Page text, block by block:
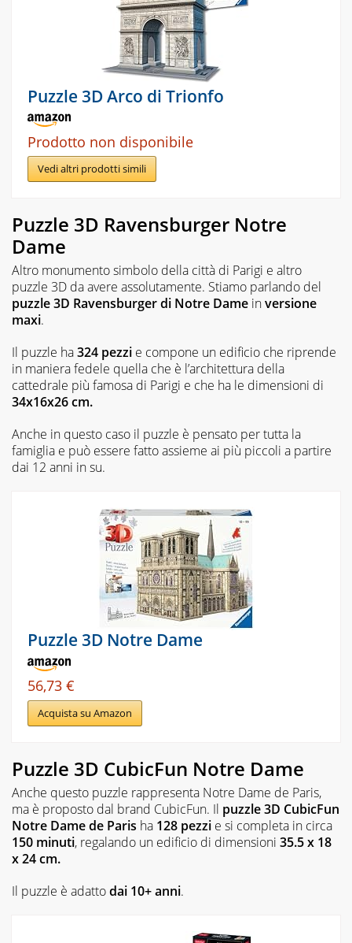
Puzzle 3D Arco di Trionfo
Prodotto non disponibile
Vedi altri prodotti simili
Puzzle 3D Ravensburger Notre
Dame
Altro monumento simbolo della città di Parigi e altro
puzzle 3D da avere assolutamente. Stiamo parlando del
puzzle 3D Ravensburger di Notre Dame inversione
maxi.
Il puzzle ha324 pezzi e compone un edificio che riprende
in maniera fedele quella che è l’architettura della
cattedrale più famosa di Parigi e che ha le dimensioni di
34x16x26 cm.
Anche in questo caso il puzzle è pensato per tutta la
famiglia e può essere fatto assieme ai più piccoli a partire
dai 12 anni in su.
Puzzle 3D Notre Dame
56,73 €
Acquista su Amazon
Puzzle 3D CubicFun Notre Dame
Anche questo puzzle rappresenta Notre Dame de Paris,
ma è proposto dal brand CubicFun. Il puzzle 3D CubicFun
Notre Dame de Paris ha 128 pezzi e si completa in circa
150 minuti, regalando un edificio di dimensioni 35.5 x 18
x 24 cm.
Il puzzle è adattodai 10+ anni.